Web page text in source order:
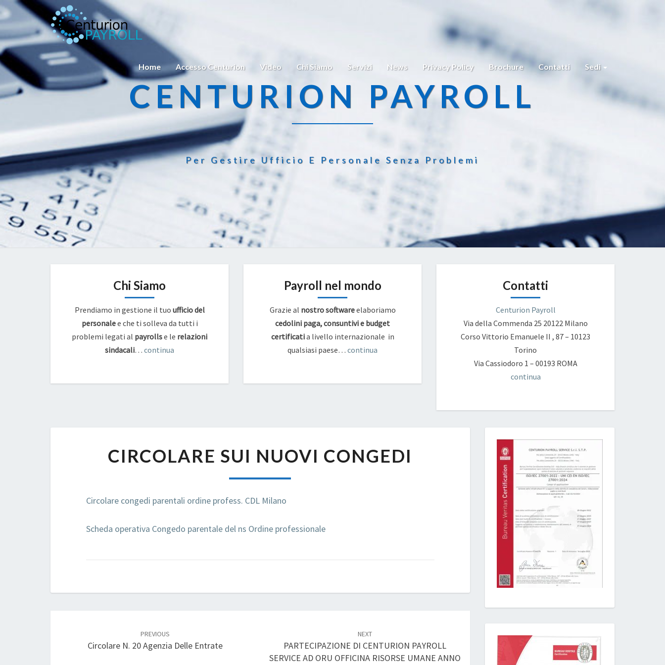
Home Accesso Centurion Video Chi Siamo Servizi News Privacy Policy Brochure Contatti Sedi
CENTURION PAYROLL
Per Gestire Ufficio E Personale Senza Problemi
Chi Siamo
Prendiamo in gestione il tuo ufficio del
personalee che ti solleva da tutti i
problemi legati al payrollse le relazioni
sindacali… continua
Payroll nel mondo
Grazie al nostro softwareelaboriamo
cedolini paga, consuntivi e budget
certificatia livello internazionale in
qualsiasi paese… continua
Contatti
Centurion Payroll
Via della Commenda 25 20122 Milano
Corso Vittorio Emanuele II , 87 – 10123
Torino
Via Cassiodoro 1 – 00193 ROMA
continua
SUI
CONGEDI
CIRCOLARE SUI NUOVI CONGEDI
Circolare congedi parentali ordine profess. CDL Milano
Scheda operativa Congedo parentale del ns Ordine professionale
PREVIOUS
Circolare N. 20 Agenzia Delle Entrate
NEXT
PARTECIPAZIONE DI CENTURION PAYROLL
SERVICE AD ORU OFFICINA RISORSE UMANE ANNO